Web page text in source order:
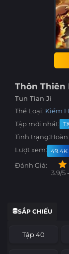
Thôn Thiên
Tun Tian Ji
Thể Loại: Kiếm
Tập mới nhất:
Tình trạng:
Lượt xem: 49.4K
Đánh Giá:
3.9/5
SẮP CHIẾU
Tập 40